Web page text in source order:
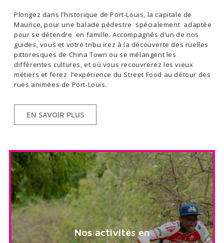
Plongez dans l’historique de Port-Louis, la capitale de
Maurice, pour une balade pédestre spécialement adaptée
pour se détendre en famille. Accompagnés d’un de nos
guides, vous et votre tribu irez à la découverte des ruelles
pittoresques de China Town ou se mélangent les
différentes cultures, et où vous recouvrerez les vieux
métiers et ferez l’expérience du Street Food au détour des
rues animées de Port-Louis.
EN SAVOIR PLUS
Nos activités en